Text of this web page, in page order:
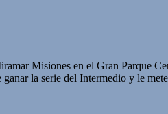
Misiones en el Gran Parque
la serie del Intermedio y le